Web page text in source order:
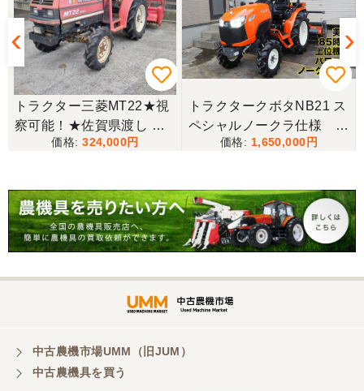
トラクター三菱MT22★視
察可能！★佐賀県渡し 三
菱 トラクター MT22 22馬
ー MT 4WD ディーゼル 現
状渡し【P11460730】
324,000
トラクタークボタNB21 ス
ペシャルノークラ仕様 上
位機種
1,650,000
中古農機市場UMM（旧JUM）
中古農機具を買う